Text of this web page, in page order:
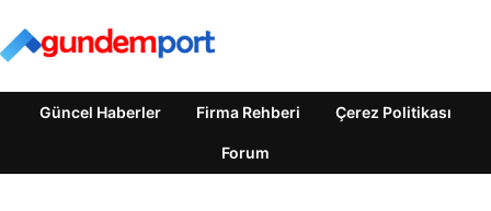
Güncel Haberler Firma Rehberi Çerez Politikası
Forum